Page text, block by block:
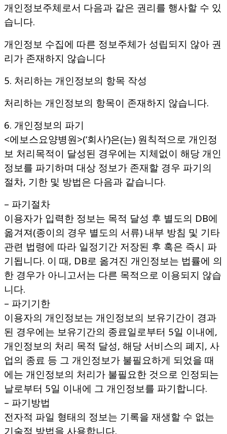
개인정보주체로서 다음과 같은 권리를 행사할 수 있
습니다.
개인정보 수집에 따른 정보주체가 성립되지 않아 권
리가 존재하지 않습니다
5. 처리하는 개인정보의 항목 작성
처리하는 개인정보의 항목이 존재하지 않습니다.
6. 개인정보의 파기
<에보스요양병원>(‘회사’)은(는) 원칙적으로 개인정
보 처리목적이 달성된 경우에는 지체없이 해당 개인
정보를 파기하며 대상 정보가 존재할 경우 파기의
절차, 기한 및 방법은 다음과 같습니다.
– 파기절차
이용자가 입력한 정보는 목적 달성 후 별도의 DB에
옮겨져(종이의 경우 별도의 서류) 내부 방침 및 기타
관련 법령에 따라 일정기간 저장된 후 혹은 즉시 파
기됩니다. 이 때, DB로 옮겨진 개인정보는 법률에 의
한 경우가 아니고서는 다른 목적으로 이용되지 않습
니다.
– 파기기한
이용자의 개인정보는 개인정보의 보유기간이 경과
된 경우에는 보유기간의 종료일로부터 5일 이내에,
개인정보의 처리 목적 달성, 해당 서비스의 폐지, 사
업의 종료 등 그 개인정보가 불필요하게 되었을 때
에는 개인정보의 처리가 불필요한 것으로 인정되는
날로부터 5일 이내에 그 개인정보를 파기합니다.
– 파기방법
전자적 파일 형태의 정보는 기록을 재생할 수 없는
기술적 방법을 사용합니다.